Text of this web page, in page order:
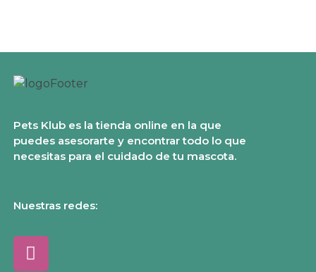
Pets Klub es la tienda online en la que
puedes asesorarte y encontrar todo lo que
necesitas para el cuidado de tu mascota.
Nuestras redes: